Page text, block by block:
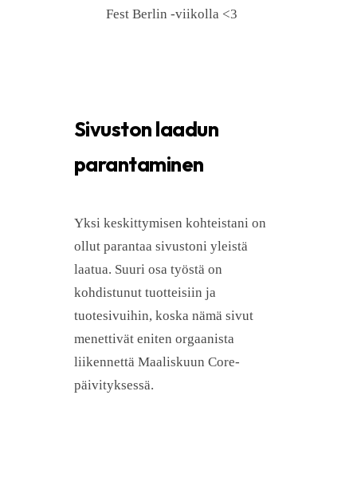
Fest Berlin -viikolla <3
Sivuston laadun
parantaminen
Yksi keskittymisen kohteistani on
ollut parantaa sivustoni yleistä
laatua. Suuri osa työstä on
kohdistunut tuotteisiin ja
tuotesivuihin, koska nämä sivut
menettivät eniten orgaanista
liikennettä Maaliskuun Core-
päivityksessä.